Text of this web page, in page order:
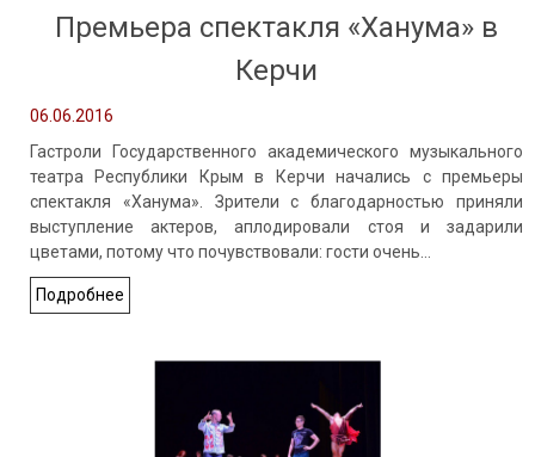
Премьера спектакля «Ханума» в
Керчи
06.06.2016
Гастроли Государственного академического музыкального
театра Республики Крым в Керчи начались с премьеры
спектакля «Ханума». Зрители с благодарностью приняли
выступление актеров, аплодировали стоя и задарили
цветами, потому что почувствовали: гости очень…
Подробнее